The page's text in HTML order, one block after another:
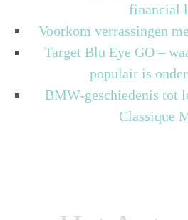
financial
Voorkom verrassingen
Target Blu Eye GO –
populair is
BMW-geschiedenis tot
Classique